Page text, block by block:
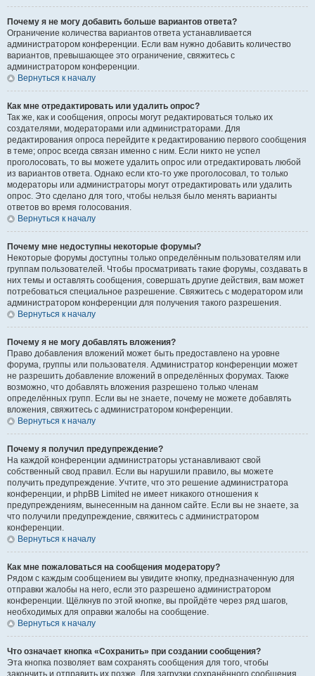
Почему я не могу добавить больше вариантов ответа?
Ограничение количества вариантов ответа устанавливается
администратором конференции. Если вам нужно добавить количество
вариантов, превышающее это ограничение, свяжитесь с
администратором конференции.
Вернуться к началу
Как мне отредактировать или удалить опрос?
Так же, как и сообщения, опросы могут редактироваться только их
создателями, модераторами или администраторами. Для
редактирования опроса перейдите к редактированию первого сообщения
в теме; опрос всегда связан именно с ним. Если никто не успел
проголосовать, то вы можете удалить опрос или отредактировать любой
из вариантов ответа. Однако если кто-то уже проголосовал, то только
модераторы или администраторы могут отредактировать или удалить
опрос. Это сделано для того, чтобы нельзя было менять варианты
ответов во время голосования.
Вернуться к началу
Почему мне недоступны некоторые форумы?
Некоторые форумы доступны только определённым пользователям или
группам пользователей. Чтобы просматривать такие форумы, создавать в
них темы и оставлять сообщения, совершать другие действия, вам может
потребоваться специальное разрешение. Свяжитесь с модератором или
администратором конференции для получения такого разрешения.
Вернуться к началу
Почему я не могу добавлять вложения?
Право добавления вложений может быть предоставлено на уровне
форума, группы или пользователя. Администратор конференции может
не разрешить добавление вложений в определённых форумах. Также
возможно, что добавлять вложения разрешено только членам
определённых групп. Если вы не знаете, почему не можете добавлять
вложения, свяжитесь с администратором конференции.
Вернуться к началу
Почему я получил предупреждение?
На каждой конференции администраторы устанавливают свой
собственный свод правил. Если вы нарушили правило, вы можете
получить предупреждение. Учтите, что это решение администратора
конференции, и phpBB Limited не имеет никакого отношения к
предупреждениям, вынесенным на данном сайте. Если вы не знаете, за
что получили предупреждение, свяжитесь с администратором
конференции.
Вернуться к началу
Как мне пожаловаться на сообщения модератору?
Рядом с каждым сообщением вы увидите кнопку, предназначенную для
отправки жалобы на него, если это разрешено администратором
конференции. Щёлкнув по этой кнопке, вы пройдёте через ряд шагов,
необходимых для оправки жалобы на сообщение.
Вернуться к началу
Что означает кнопка «Сохранить» при создании сообщения?
Эта кнопка позволяет вам сохранять сообщения для того, чтобы